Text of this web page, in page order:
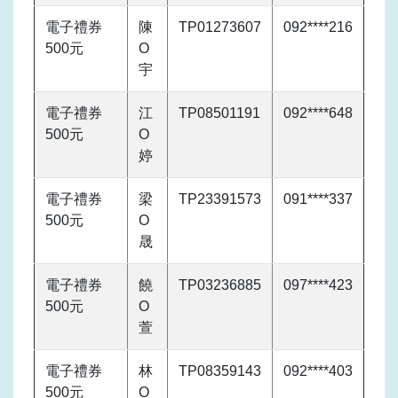
電子禮券
500元
陳
O
宇
TP01273607 092****216
電子禮券
500元
江
O
婷
TP08501191 092****648
電子禮券
500元
梁
O
晟
TP23391573 091****337
電子禮券
500元
饒
O
萱
TP03236885 097****423
電子禮券
500元
林
O
TP08359143 092****403